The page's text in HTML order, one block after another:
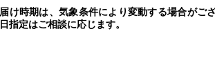
け時期は、気象条件により変動する場合がご
指定はご相談に応じます。